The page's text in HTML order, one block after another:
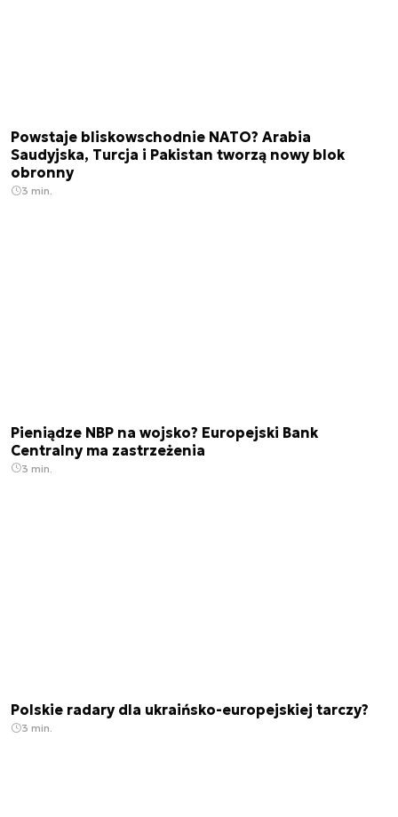
Powstaje bliskowschodnie NATO? Arabia
Saudyjska, Turcja i Pakistan tworzą nowy blok
obronny
3 min.
Pieniądze NBP na wojsko? Europejski Bank
Centralny ma zastrzeżenia
3 min.
Polskie radary dla ukraińsko-europejskiej tarczy?
3 min.